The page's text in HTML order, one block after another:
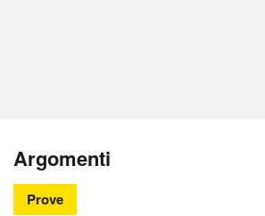
Argomenti
Prove